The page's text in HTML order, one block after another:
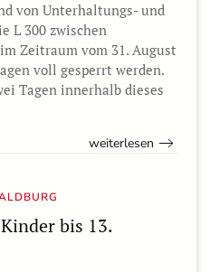
von Unterhaltungs- und
L 300 zwischen
Zeitraum vom 31. August
voll gesperrt werden.
Tagen innerhalb dieses
weiterlesen
bis 13.